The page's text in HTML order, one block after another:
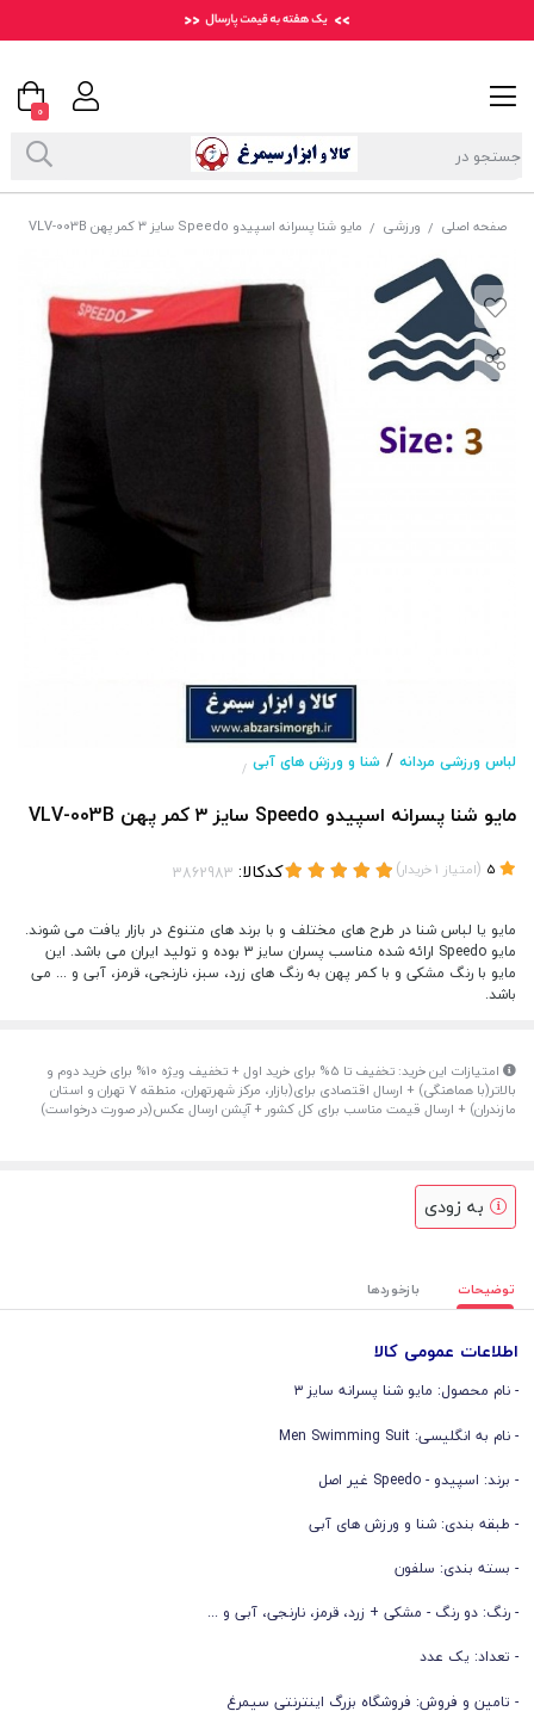
صفحه اصلی / ورزشی / مایو شنا پسرانه اسپیدو Speedo سایز ۳ کمر پهن VLV-003B
لباس ورزشی مردانه / شنا و ورزش های آبی /
مایو شنا پسرانه اسپیدو Speedo سایز ۳ کمر پهن VLV-003B
(امتیاز 1خریدار) کدکالا:
مایو یا لباس شنا در طرح های مختلف و با برند های متنوع در بازار یافت می شوند.
مایو Speedo ارائه شده مناسب پسران سایز ۳ بوده و تولید ایران می باشد. این
مایو با رنگ مشکی و با کمر پهن به رنگ های زرد، سبز، نارنجی، قرمز، آبی و ... می
باشد.
امتیازات این خرید: تخفیف تا 5% برای خرید اول + تخفیف ویژه 10% برای خرید دوم و
بالاتر(با هماهنگی) + ارسال اقتصادی برای(بازار، مرکز شهرتهران، منطقه 7 تهران و استان
مازندران) + ارسال قیمت مناسب برای کل کشور + آپشن ارسال عکس(در صورت درخواست)
به زودی
توضیحات بازخوردها
اطلاعات عمومی کالا
- نام محصول: مایو شنا پسرانه سایز ۳
- نام به انگلیسی: Men Swimming Suit
- برند: اسپیدو - Speedo غیر اصل
- طبقه بندی: شنا و ورزش های آبی
- بسته بندی: سلفون
- رنگ: دو رنگ - مشکی + زرد، قرمز، نارنجی، آبی و ...
- تعداد: یک عدد
- تامین و فروش: فروشگاه بزرگ اینترنتی سیمرغ
0